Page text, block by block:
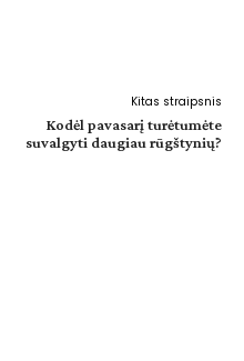
Kitas straipsnis
Kodėl pavasarį turėtumėte
suvalgyti daugiau rūgštynių?